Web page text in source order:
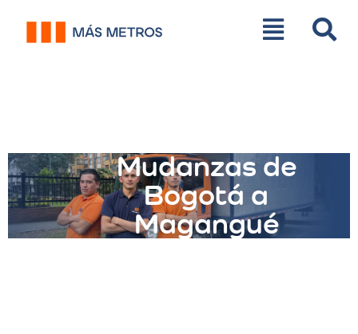
Mudanzas de
Bogotá a
Magangué